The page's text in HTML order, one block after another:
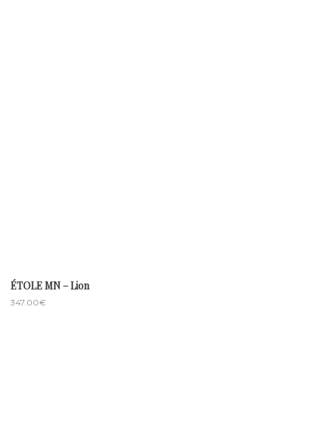
ÉTOLE MN – Lion
347.00€